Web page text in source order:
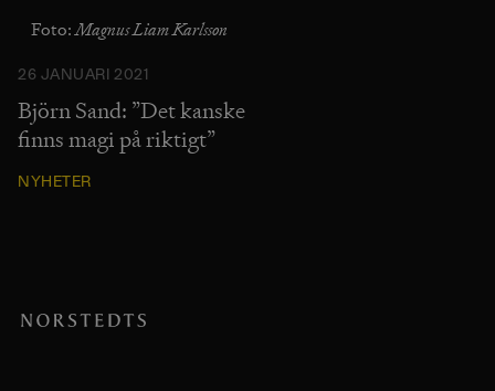
Foto:Magnus Liam Karlsson
26 JANUARI 2021
Björn Sand: ”Det kanske
finns magi på riktigt”
NYHETER